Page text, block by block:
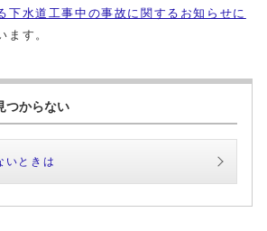
下水道工事中の事故に関するお知らせに
ます。
つからない
いときは